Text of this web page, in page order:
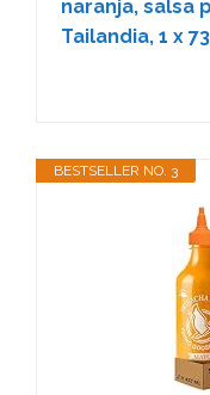
naranja, salsa
Tailandia, 1 x
BESTSELLER NO. 3